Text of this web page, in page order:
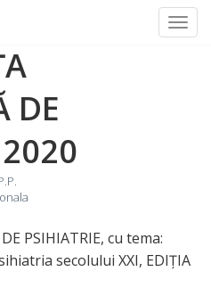
DE
PSIHIATRIE, cu tema:
secolului XXI, EDIŢIA